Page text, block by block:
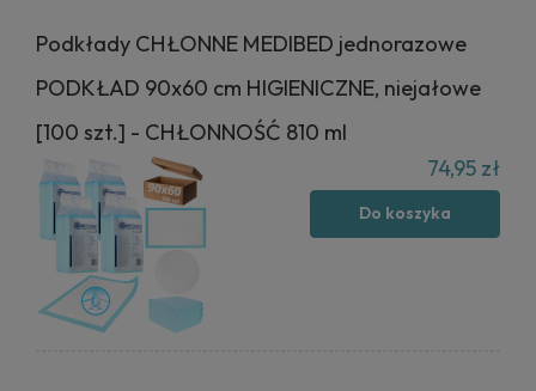
Podkłady CHŁONNE MEDIBED jednorazowe
PODKŁAD 90x60 cm HIGIENICZNE, niejałowe
[100 szt.] - CHŁONNOŚĆ 810 ml
74,95 zł
Do koszyka